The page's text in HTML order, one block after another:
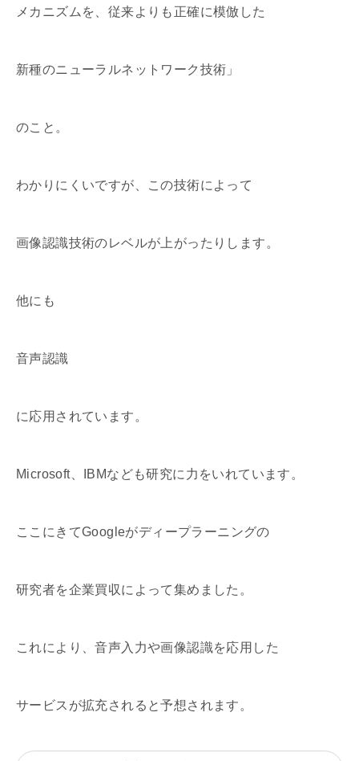
メカニズムを、従来よりも正確に模倣した
新種のニューラルネットワーク技術」
のこと。
わかりにくいですが、この技術によって
画像認識技術のレベルが上がったりします。
他にも
音声認識
に応用されています。
Microsoft、IBMなども研究に力をいれています。
ここにきてGoogleがディープラーニングの
研究者を企業買収によって集めました。
これにより、音声入力や画像認識を応用した
サービスが拡充されると予想されます。